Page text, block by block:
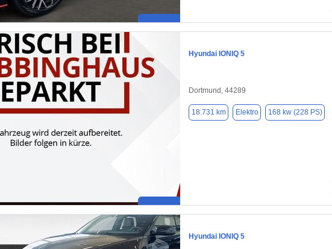
Hyundai IONIQ 5
Dortmund, 44289
18.731 km Elektro 168 kw (228 PS)
Hyundai IONIQ 5